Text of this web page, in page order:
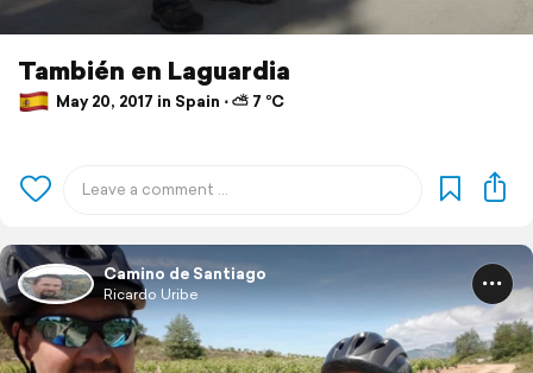
También en Laguardia
May 20, 2017 in Spain ⋅ ⛅ 7 °C
Camino de Santiago
Ricardo Uribe